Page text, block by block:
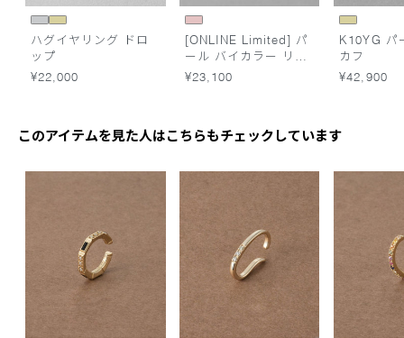
ハグイヤリング ドロ
ップ
¥22,000
[ONLINE Limited] パ
ール バイカラー リン
グカフ
¥23,100
K10YG パ
カフ
¥42,900
このアイテムを見た人はこちらもチェックしています